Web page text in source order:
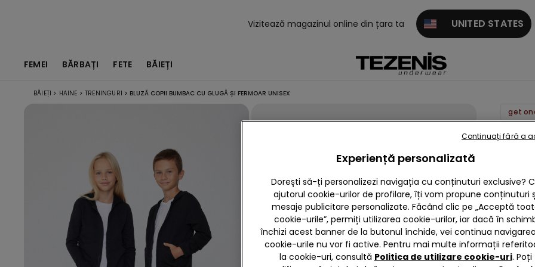
Vizitează magazinul online din țara ta UNITED STATES
FEMEI BĂRBAȚI FETE BĂIEȚI
BĂIEȚI > HAINE > TRENINGURI > BLUZĂ COPII BUMBAC CU GLUGĂ ȘI FERMOAR UNISEX
Bluză
cu
și
Unisex
59,90
Experiență personalizată
Dorești să-ți personalizezi navigația cu conținuturi exclusive?
ajutorul cookie-urilor de profilare, îți vom propune conținuturi
mesaje publicitare personalizate. Făcând clic pe „Acceptă
cookie-urile”, permiți utilizarea cookie-urilor, iar dacă în
închizi acest banner de la butonul închide, vei continua
cookie-urile nu vor fi active. Pentru mai multe informații
la cookie-uri, consultă Politica de utilizare cookie-uri. Poți
Continuați fără a